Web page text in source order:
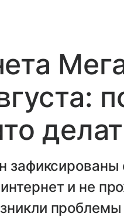
зафиксированы
и не